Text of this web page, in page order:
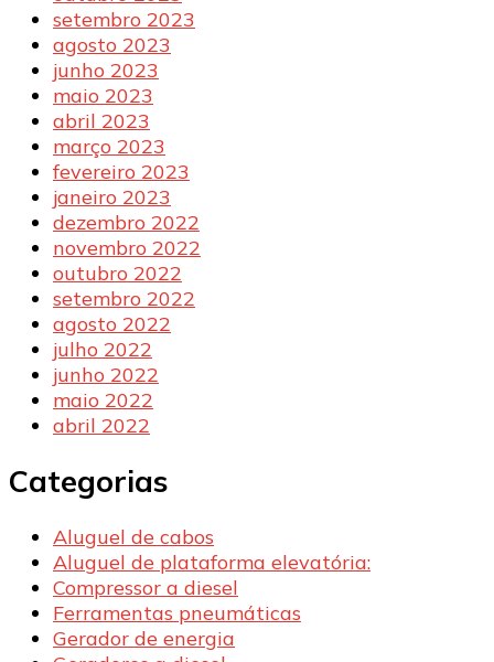
setembro 2023
agosto 2023
junho 2023
maio 2023
abril 2023
março 2023
fevereiro 2023
janeiro 2023
dezembro 2022
novembro 2022
outubro 2022
setembro 2022
agosto 2022
julho 2022
junho 2022
maio 2022
abril 2022
Categorias
Aluguel de cabos
Aluguel de plataforma elevatória:
Compressor a diesel
Ferramentas pneumáticas
Gerador de energia